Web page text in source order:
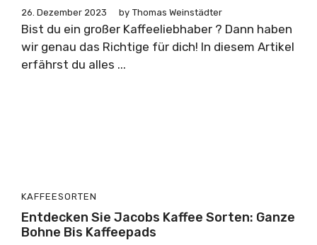
26. Dezember 2023 by Thomas Weinstädter
Bist du ein großer Kaffeeliebhaber ? Dann haben
wir genau das Richtige für dich! In diesem Artikel
erfährst du alles ...
KAFFEESORTEN
Entdecken Sie Jacobs Kaffee Sorten: Ganze
Bohne Bis Kaffeepads